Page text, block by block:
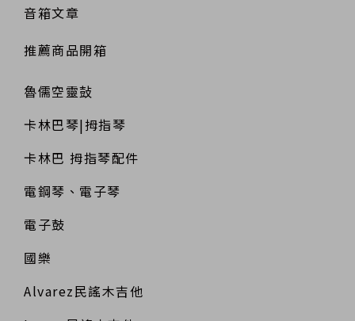
音箱文章
推薦商品開箱
魯儒空靈鼔
卡林巴琴|拇指琴
卡林巴 拇指琴配件
電鋼琴、電子琴
電子鼓
國樂
Alvarez民謠木吉他